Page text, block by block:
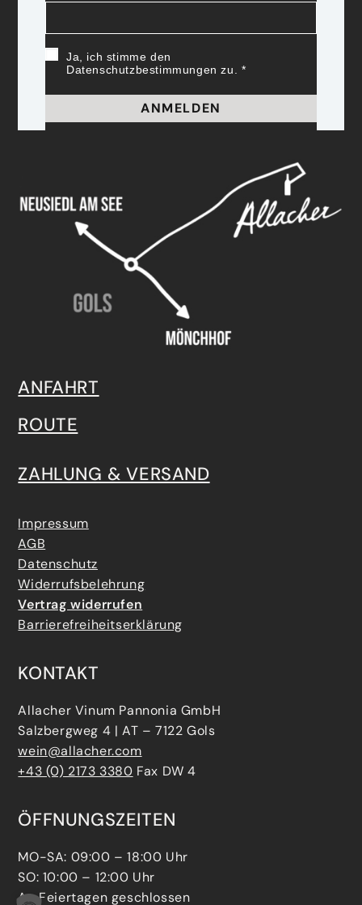
Ja, ich stimme den
Datenschutzbestimmungen zu.
ANMELDEN
ANFAHRT
ROUTE
ZAHLUNG & VERSAND
Impressum
AGB
Datenschutz
Widerrufsbelehrung
Vertrag widerrufen
Barrierefreiheitserklärung
KONTAKT
Allacher Vinum Pannonia GmbH
Salzbergweg 4 | AT – 7122 Gols
wein@allacher.com
+43 (0) 2173 3380 Fax DW 4
ÖFFNUNGSZEITEN
MO-SA: 09:00 – 18:00 Uhr
SO: 10:00 – 12:00 Uhr
An Feiertagen geschlossen